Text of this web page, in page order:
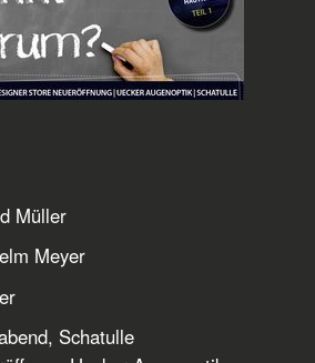
Müller
Meyer
Schatulle